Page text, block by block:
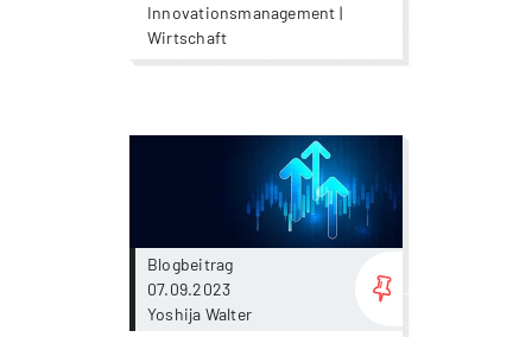
Innovationsmanagement |
Wirtschaft
Blogbeitrag
07.09.2023
Yoshija Walter
more...